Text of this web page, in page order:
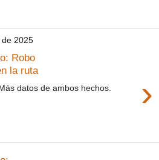
2025
Robo
la ruta
›
datos de ambos hechos.